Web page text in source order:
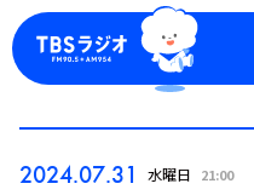
2024.07.31 水曜日 21:00